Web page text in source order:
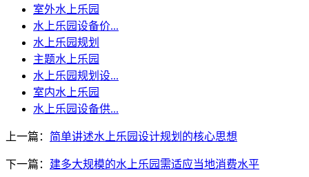
室外水上乐园
水上乐园设备价...
水上乐园规划
主题水上乐园
水上乐园规划设...
室内水上乐园
水上乐园设备供...
上一篇： 简单讲述水上乐园设计规划的核心思想
下一篇： 建多大规模的水上乐园需适应当地消费水平